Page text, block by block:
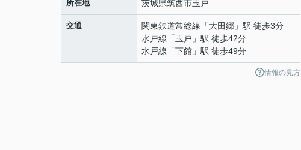
所在地 茨城県筑西市玉戸
交通 関東鉄道常総線 「大田郷 」駅 徒歩3分
水戸線 「玉戸 」駅 徒歩42分
水戸線 「下館 」駅 徒歩49分
情報の見方